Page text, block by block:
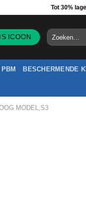
Tot 30%
Zoeken
naar:
PBM BESCHERMENDE
MODEL,S3